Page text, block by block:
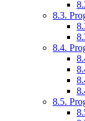
8.3.
8.4.
8.5.